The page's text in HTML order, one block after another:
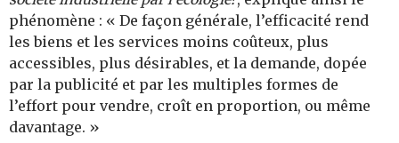
phénomène : « De façon générale, l’efficacité rend
les biens et les services moins coûteux, plus
accessibles, plus désirables, et la demande, dopée
par la publicité et par les multiples formes de
l’effort pour vendre, croît en proportion, ou même
davantage. »